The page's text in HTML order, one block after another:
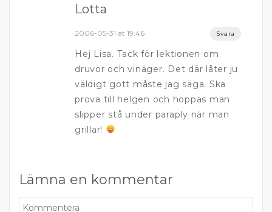
Lotta
2006-05-31 at 19:46 Svara
Hej Lisa. Tack för lektionen om
druvor och vinäger. Det där låter ju
väldigt gott måste jag säga. Ska
prova till helgen och hoppas man
slipper stå under paraply när man
grillar!
Lämna en kommentar